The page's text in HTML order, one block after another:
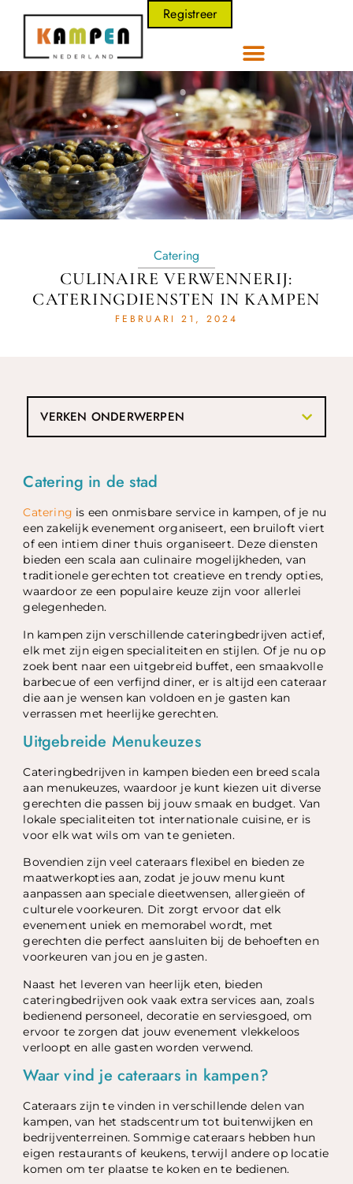
Registreer
Catering
CULINAIRE VERWENNERIJ:
CATERINGDIENSTEN IN KAMPEN
FEBRUARI 21, 2024
Catering in de stad
Catering is een onmisbare service in kampen, of je nu
een zakelijk evenement organiseert, een bruiloft viert
of een intiem diner thuis organiseert. Deze diensten
bieden een scala aan culinaire mogelijkheden, van
traditionele gerechten tot creatieve en trendy opties,
waardoor ze een populaire keuze zijn voor allerlei
gelegenheden.
In kampen zijn verschillende cateringbedrijven actief,
elk met zijn eigen specialiteiten en stijlen. Of je nu op
zoek bent naar een uitgebreid buffet, een smaakvolle
barbecue of een verfijnd diner, er is altijd een cateraar
die aan je wensen kan voldoen en je gasten kan
verrassen met heerlijke gerechten.
Uitgebreide Menukeuzes
Cateringbedrijven in kampen bieden een breed scala
aan menukeuzes, waardoor je kunt kiezen uit diverse
gerechten die passen bij jouw smaak en budget. Van
lokale specialiteiten tot internationale cuisine, er is
voor elk wat wils om van te genieten.
Bovendien zijn veel cateraars flexibel en bieden ze
maatwerkopties aan, zodat je jouw menu kunt
aanpassen aan speciale dieetwensen, allergieën of
culturele voorkeuren. Dit zorgt ervoor dat elk
evenement uniek en memorabel wordt, met
gerechten die perfect aansluiten bij de behoeften en
voorkeuren van jou en je gasten.
Naast het leveren van heerlijk eten, bieden
cateringbedrijven ook vaak extra services aan, zoals
bedienend personeel, decoratie en serviesgoed, om
ervoor te zorgen dat jouw evenement vlekkeloos
verloopt en alle gasten worden verwend.
Waar vind je cateraars in kampen?
Cateraars zijn te vinden in verschillende delen van
kampen, van het stadscentrum tot buitenwijken en
bedrijventerreinen. Sommige cateraars hebben hun
eigen restaurants of keukens, terwijl andere op locatie
komen om ter plaatse te koken en te bedienen.
VERKEN ONDERWERPEN